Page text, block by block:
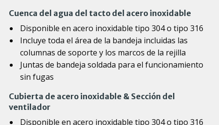
Cuenca del agua del tacto del acero inoxidable
Disponible en acero inoxidable tipo 304 o tipo 316
Incluye toda el área de la bandeja incluidas las
columnas de soporte y los marcos de la rejilla
Juntas de bandeja soldada para el funcionamiento
sin fugas
Cubierta de acero inoxidable & Sección del
ventilador
Disponible en acero inoxidable tipo 304 o tipo 316